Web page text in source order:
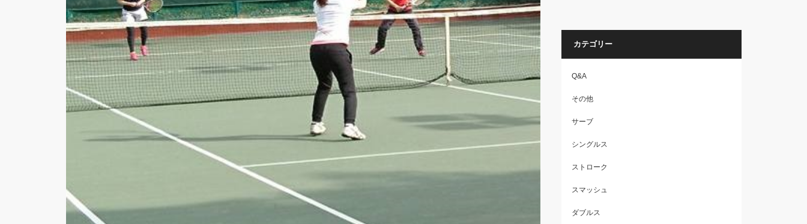
カテゴリー
Q&A
その他
サーブ
シングルス
ストローク
スマッシュ
ダブルス